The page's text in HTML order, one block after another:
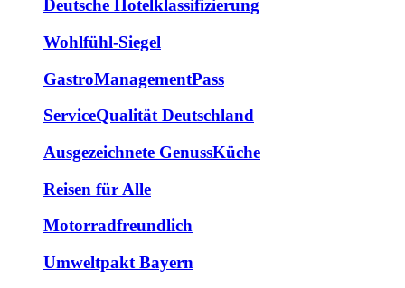
Deutsche Hotelklassifizierung
Wohlfühl-Siegel
GastroManagementPass
ServiceQualität Deutschland
Ausgezeichnete GenussKüche
Reisen für Alle
Motorradfreundlich
Umweltpakt Bayern